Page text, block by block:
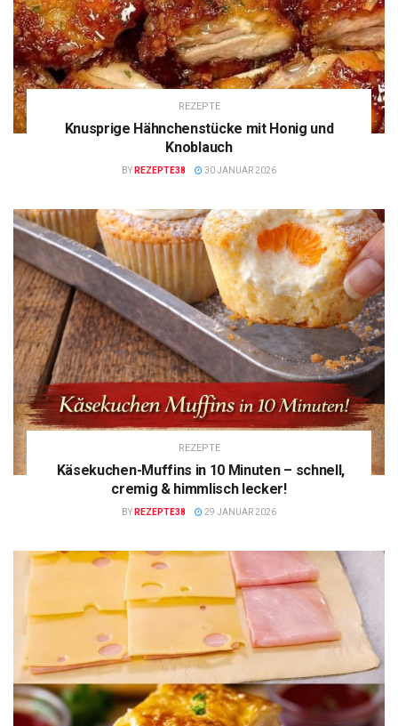
REZEPTE
Knusprige Hähnchenstücke mit Honig und
Knoblauch
BY REZEPTE38 30 JANUAR 2026
REZEPTE
Käsekuchen-Muffins in 10 Minuten – schnell,
cremig & himmlisch lecker!
BY REZEPTE38 29 JANUAR 2026